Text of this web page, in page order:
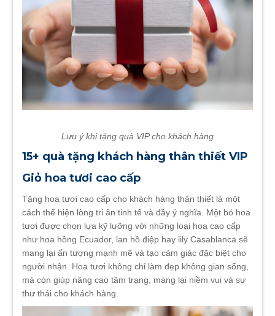
Lưu ý khi tặng quà VIP cho khách hàng
15+ quà tặng khách hàng thân thiết VIP
Giỏ hoa tươi cao cấp
Tặng hoa tươi cao cấp cho khách hàng thân thiết là một
cách thể hiện lòng tri ân tinh tế và đầy ý nghĩa. Một bó hoa
tươi được chọn lựa kỹ lưỡng với những loại hoa cao cấp
như hoa hồng Ecuador, lan hồ điệp hay lily Casablanca sẽ
mang lại ấn tượng mạnh mẽ và tạo cảm giác đặc biệt cho
người nhận. Hoa tươi không chỉ làm đẹp không gian sống,
mà còn giúp nâng cao tâm trạng, mang lại niềm vui và sự
thư thái cho khách hàng.